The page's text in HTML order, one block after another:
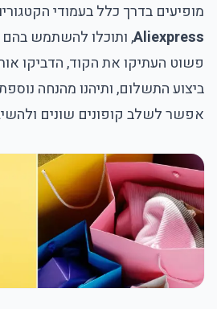
מופיעים בדרך כלל בעמודי
Aliexpress, ותוכלו להשתמש בהם
פשוט העתיקו את הקוד, הדביקו
ביצוע התשלום, ותיהנו מהנחה
אפשר לשלב קופונים שונים